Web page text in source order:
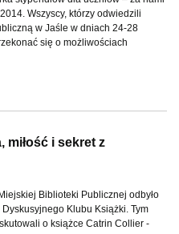
Wszyscy, którzy odwiedzili
w Jaśle w dniach 24-28
się o możliwościach
miłość i sekret z
Biblioteki Publicznej odbyło
Klubu Książki. Tym
o książce Catrin Collier -